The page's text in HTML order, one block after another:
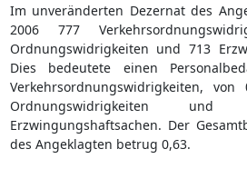
Im unveränderten Dezernat des
2006 777
Ordnungswidrigkeiten und 713
Dies bedeutete einen
Verkehrsordnungswidrigkeiten,
Ordnungswidrigkeiten
Erzwingungshaftsachen. Der
des Angeklagten betrug 0,63.